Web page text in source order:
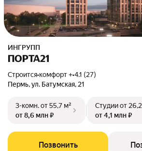
ИНГРУПП
ПОРТА21
Строится•комфорт +•4.1 (27)
Пермь, ул. Батумская, 21
3-комн.от 55,7 м²
от 8,6 млн ₽
Студииот
от 4,1 млн ₽
Позвонить